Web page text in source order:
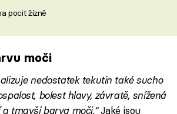
pocit žízně
moči
nedostatek tekutin také sucho
bolest hlavy, závratě, snížená
tmavší barva moči.“Jaké jsou